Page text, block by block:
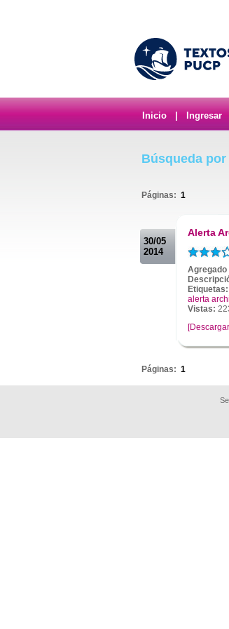
Inicio Ingresar
Búsqueda
Páginas: 1
30/05
2014
Alerta
Agregado
Etiquetas:
alerta
Vistas:
Páginas: 1